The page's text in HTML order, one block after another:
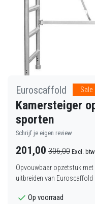
Euroscaffold Sale
Kamersteiger
sporten
Schrijf je eigen review
201,00 306,00 Excl. btw
Opvouwbaar opzetstuk
uitbreiden van Euroscaffold
Op voorraad